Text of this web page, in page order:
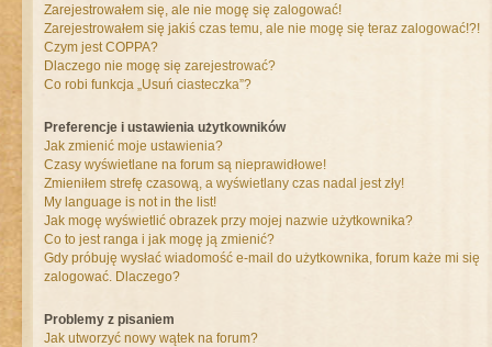
Zarejestrowałem się, ale nie mogę się zalogować!
Zarejestrowałem się jakiś czas temu, ale nie mogę się teraz zalogować!?!
Czym jest COPPA?
Dlaczego nie mogę się zarejestrować?
Co robi funkcja „Usuń ciasteczka”?
Preferencje i ustawienia użytkowników
Jak zmienić moje ustawienia?
Czasy wyświetlane na forum są nieprawidłowe!
Zmieniłem strefę czasową, a wyświetlany czas nadal jest zły!
My language is not in the list!
Jak mogę wyświetlić obrazek przy mojej nazwie użytkownika?
Co to jest ranga i jak mogę ją zmienić?
Gdy próbuję wysłać wiadomość e-mail do użytkownika, forum każe mi się
zalogować. Dlaczego?
Problemy z pisaniem
Jak utworzyć nowy wątek na forum?